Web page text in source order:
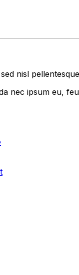
nisl
nec ipsum eu,